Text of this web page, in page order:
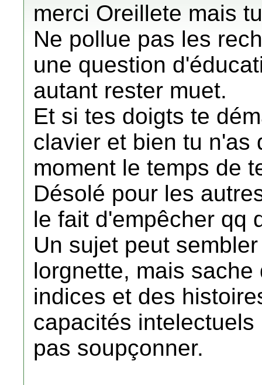
merci Oreillete mais
Ne pollue pas les
une question
autant rester muet.
Et si tes doigts te
clavier et bien tu n'as
moment le temps de
Désolé pour les
le fait d'empêcher qq
Un sujet peut
lorgnette, mais
indices et des
capacités
pas soupçonner.